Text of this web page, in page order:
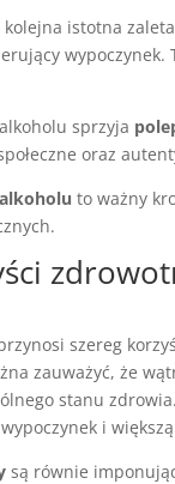
kolejna istotna
wypoczynek.
sprzyja
oraz
to ważny
szereg
zauważyć, że
stanu
i
są równie